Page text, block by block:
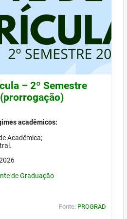
– 2º Semestre
acadêmicos:
Acadêmica;
de Graduação
Fonte: PROGRAD